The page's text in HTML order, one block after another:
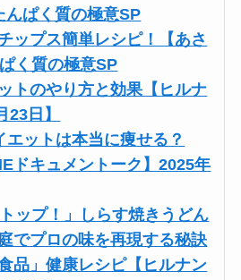
んぱく質の極意SP
ップス簡単レシピ！【あさ
く質の極意SP
トのやり方と効果【ヒルナ
23日】
エットは本当に痩せる？
ドキュメントーク】2025年
ップ！」しらす焼きうどん
でプロの味を再現する秘訣
品」健康レシピ【ヒルナン